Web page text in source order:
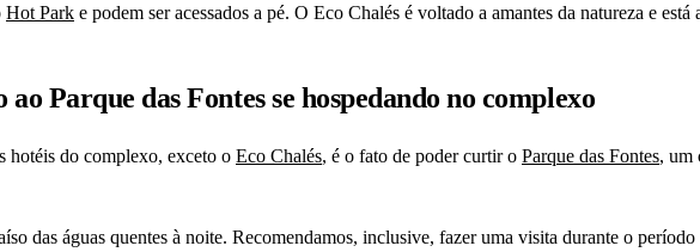
Hot Park e podem ser acessados a pé. O Eco Chalés é voltado a amantes da natureza e
Parque das Fontes se hospedando no complexo
hotéis do complexo, exceto o Eco Chalés, é o fato de poder curtir o Parque das Fontes, um
das águas quentes à noite. Recomendamos, inclusive, fazer uma visita durante o